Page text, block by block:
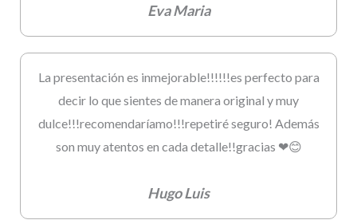
Eva Maria
La presentación es inmejorable!!!!!!es perfecto para
decir lo que sientes de manera original y muy
dulce!!!recomendaríamo!!!repetiré seguro! Además
son muy atentos en cada detalle!!gracias ❤😊
Hugo Luis